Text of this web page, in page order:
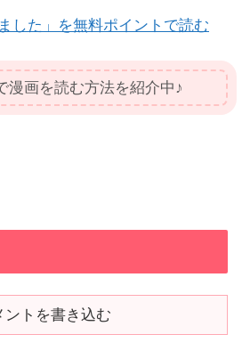
した」を無料ポイントで読む
漫画を読む方法を紹介中♪
ントを書き込む